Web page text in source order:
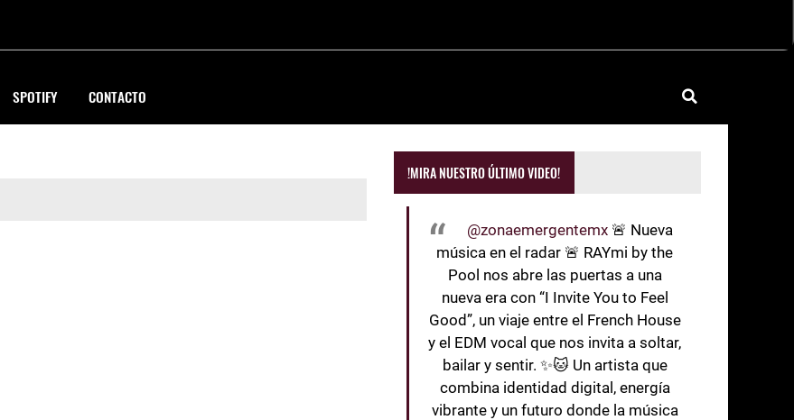
SPOTIFY CONTACTO
!MIRA NUESTRO ÚLTIMO VIDEO!
@zonaemergentemx 🚨 Nueva
música en el radar 🚨 RAYmi by the
Pool nos abre las puertas a una
nueva era con “I Invite You to Feel
Good”, un viaje entre el French House
y el EDM vocal que nos invita a soltar,
bailar y sentir. ✨🐱 Un artista que
combina identidad digital, energía
vibrante y un futuro donde la música